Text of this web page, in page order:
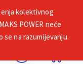
kolektivnog
POWER neće
se na razumijevanju.